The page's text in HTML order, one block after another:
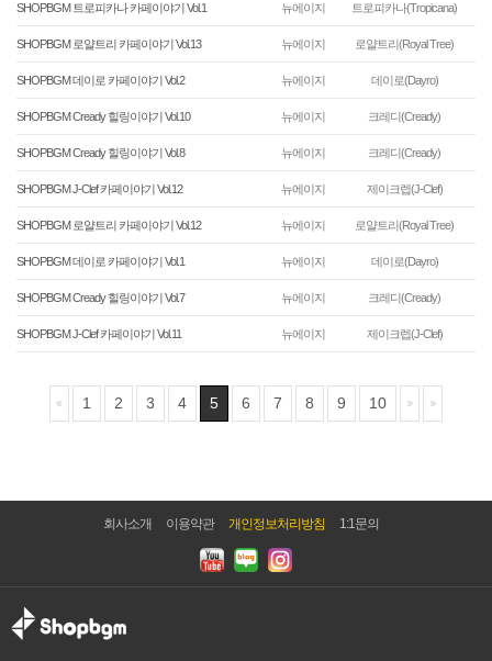
SHOPBGM 트로피카나 카페이야기 Vol.1 뉴에이지 트로피카나(Tropicana)
SHOPBGM 로얄트리 카페이야기 Vol.13 뉴에이지 로얄트리(Royal Tree)
SHOPBGM 데이로 카페이야기 Vol.2 뉴에이지 데이로(Dayro)
SHOPBGM Cready 힐링이야기 Vol.10 뉴에이지 크레디(Cready)
SHOPBGM Cready 힐링이야기 Vol.8 뉴에이지 크레디(Cready)
SHOPBGM J-Clef 카페이야기 Vol.12 뉴에이지 제이크렙(J-Clef)
SHOPBGM 로얄트리 카페이야기 Vol.12 뉴에이지 로얄트리(Royal Tree)
SHOPBGM 데이로 카페이야기 Vol.1 뉴에이지 데이로(Dayro)
SHOPBGM Cready 힐링이야기 Vol.7 뉴에이지 크레디(Cready)
SHOPBGM J-Clef 카페이야기 Vol.11 뉴에이지 제이크렙(J-Clef)
1 2 3 4 5 6 7 8 9 10
회사소개 이용약관 개인정보처리방침 1:1문의